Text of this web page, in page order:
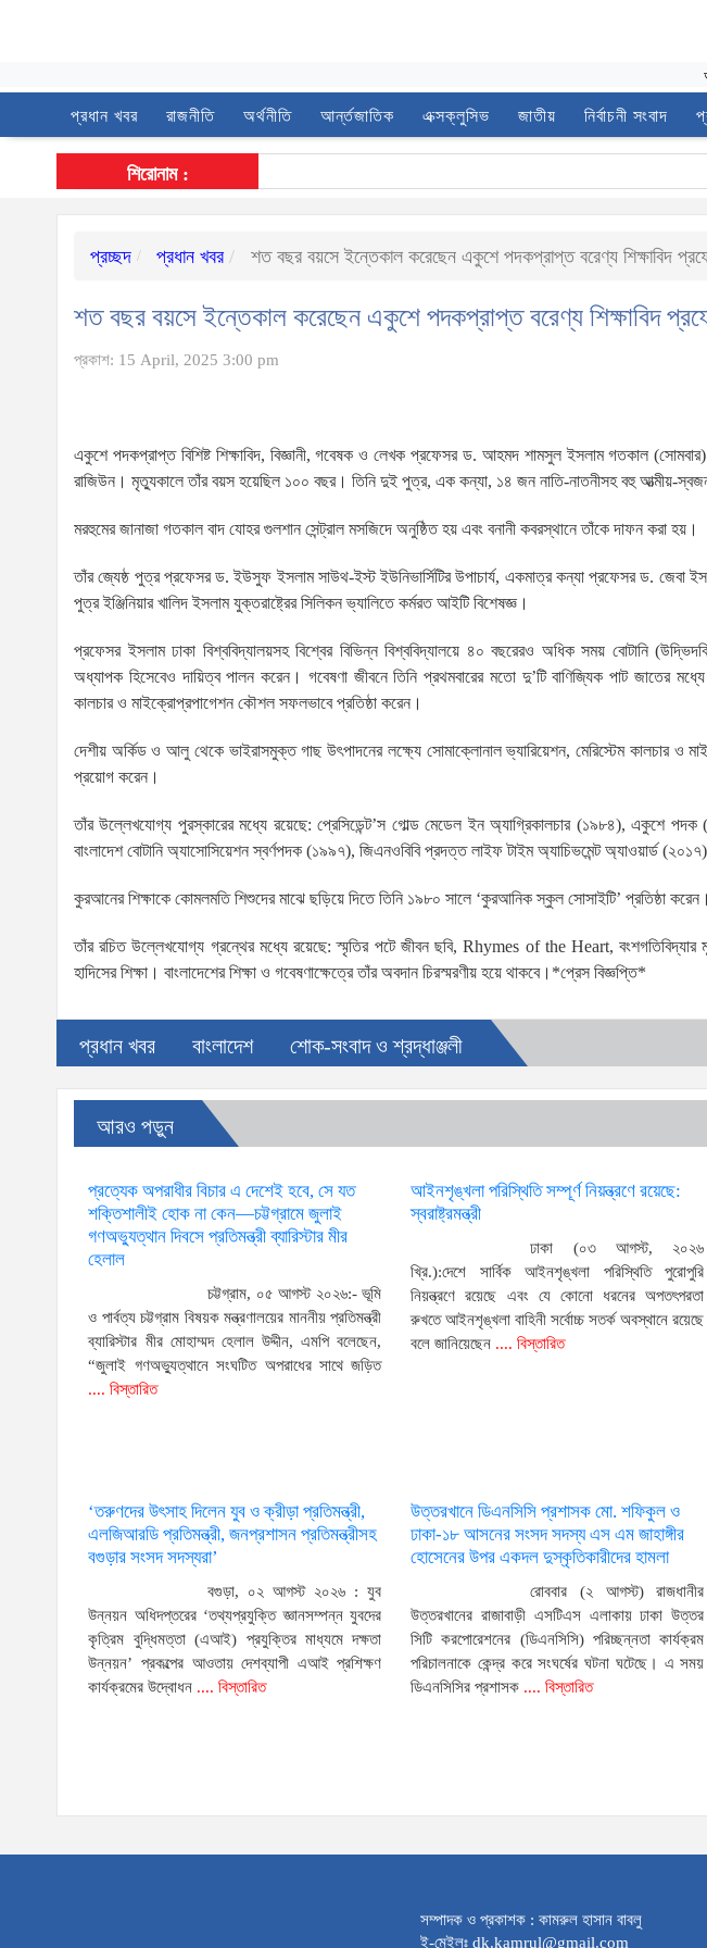
প্রধান খবর রাজনীতি অর্থনীতি আর্ন্তজাতিক এক্সক্লুসিভ জাতীয় নির্বাচনী সংবাদ
শিরোনাম :
প্রচ্ছদ প্রধান খবর শত বছর বয়সে ইন্তেকাল করেছেন একুশে পদকপ্রাপ্ত বরেণ্য শিক্ষাবিদ
শত বছর বয়সে ইন্তেকাল করেছেন একুশে পদকপ্রাপ্ত বরেণ্য শিক্ষাবিদ
প্রকাশ: 15 April, 2025 3:00 pm
একুশে পদকপ্রাপ্ত বিশিষ্ট শিক্ষাবিদ, বিজ্ঞানী, গবেষক ও লেখক প্রফেসর ড. আহমদ শামসুল ইসলাম গতকাল
রাজিউন। মৃত্যুকালে তাঁর বয়স হয়েছিল ১০০ বছর। তিনি দুই পুত্র, এক কন্যা, ১৪ জন নাতি-নাতনীসহ বহু আত্মীয়-
মরহুমের জানাজা গতকাল বাদ যোহর গুলশান সেন্ট্রাল মসজিদে অনুষ্ঠিত হয় এবং বনানী কবরস্থানে তাঁকে দাফন করা হয়।
তাঁর জ্যেষ্ঠ পুত্র প্রফেসর ড. ইউসুফ ইসলাম সাউথ-ইস্ট ইউনিভার্সিটির উপাচার্য, একমাত্র কন্যা প্রফেসর ড. জেবা
পুত্র ইঞ্জিনিয়ার খালিদ ইসলাম যুক্তরাষ্ট্রের সিলিকন ভ্যালিতে কর্মরত আইটি বিশেষজ্ঞ।
প্রফেসর ইসলাম ঢাকা বিশ্ববিদ্যালয়সহ বিশ্বের বিভিন্ন বিশ্ববিদ্যালয়ে ৪০ বছরেরও অধিক সময় বোটানি
অধ্যাপক হিসেবেও দায়িত্ব পালন করেন। গবেষণা জীবনে তিনি প্রথমবারের মতো দু’টি বাণিজ্যিক পাট জাতের
কালচার ও মাইক্রোপ্রপাগেশন কৌশল সফলভাবে প্রতিষ্ঠা করেন।
দেশীয় অর্কিড ও আলু থেকে ভাইরাসমুক্ত গাছ উৎপাদনের লক্ষ্যে সোমাক্লোনাল ভ্যারিয়েশন, মেরিস্টেম কালচার ও
প্রয়োগ করেন।
তাঁর উল্লেখযোগ্য পুরস্কারের মধ্যে রয়েছে: প্রেসিডেন্ট’স গোল্ড মেডেল ইন অ্যাগ্রিকালচার (১৯৮৪), একুশে
বাংলাদেশ বোটানি অ্যাসোসিয়েশন স্বর্ণপদক (১৯৯৭), জিএনওবিবি প্রদত্ত লাইফ টাইম অ্যাচিভমেন্ট অ্যাওয়ার্ড
কুরআনের শিক্ষাকে কোমলমতি শিশুদের মাঝে ছড়িয়ে দিতে তিনি ১৯৮০ সালে ‘কুরআনিক স্কুল সোসাইটি’ প্রতিষ্ঠা করেন।
তাঁর রচিত উল্লেখযোগ্য গ্রন্থের মধ্যে রয়েছে: স্মৃতির পটে জীবন ছবি, Rhymes of the Heart,
হাদিসের শিক্ষা। বাংলাদেশের শিক্ষা ও গবেষণাক্ষেত্রে তাঁর অবদান চিরস্মরণীয় হয়ে থাকবে।*প্রেস বিজ্ঞপ্তি*
প্রধান খবর বাংলাদেশ শোক-সংবাদ ও শ্রদ্ধাঞ্জলী
আরও পড়ুন
প্রত্যেক অপরাধীর বিচার এ দেশেই হবে, সে যত
শক্তিশালীই হোক না কেন—চট্টগ্রামে জুলাই
গণঅভ্যুত্থান দিবসে প্রতিমন্ত্রী ব্যারিস্টার মীর
হেলাল
চট্টগ্রাম, ০৫ আগস্ট ২০২৬:- ভূমি
ও পার্বত্য চট্টগ্রাম বিষয়ক মন্ত্রণালয়ের মাননীয় প্রতিমন্ত্রী
ব্যারিস্টার মীর মোহাম্মদ হেলাল উদ্দীন, এমপি বলেছেন,
“জুলাই গণঅভ্যুত্থানে সংঘটিত অপরাধের সাথে জড়িত
.... বিস্তারিত
আইনশৃঙ্খলা পরিস্থিতি সম্পূর্ণ নিয়ন্ত্রণে রয়েছে:
স্বরাষ্ট্রমন্ত্রী
ঢাকা (০৩ আগস্ট, ২০২৬
খ্রি.):দেশে সার্বিক আইনশৃঙ্খলা পরিস্থিতি পুরোপুরি
নিয়ন্ত্রণে রয়েছে এবং যে কোনো ধরনের অপতৎপরতা
রুখতে আইনশৃঙ্খলা বাহিনী সর্বোচ্চ সতর্ক অবস্থানে রয়েছে
বলে জানিয়েছেন .... বিস্তারিত
‘তরুণদের উৎসাহ দিলেন যুব ও ক্রীড়া প্রতিমন্ত্রী,
এলজিআরডি প্রতিমন্ত্রী, জনপ্রশাসন প্রতিমন্ত্রীসহ
বগুড়ার সংসদ সদস্যরা’
বগুড়া, ০২ আগস্ট ২০২৬ : যুব
উন্নয়ন অধিদপ্তরের ‘তথ্যপ্রযুক্তি জ্ঞানসম্পন্ন যুবদের
কৃত্রিম বুদ্ধিমত্তা (এআই) প্রযুক্তির মাধ্যমে দক্ষতা
উন্নয়ন’ প্রকল্পের আওতায় দেশব্যাপী এআই প্রশিক্ষণ
কার্যক্রমের উদ্বোধন .... বিস্তারিত
উত্তরখানে ডিএনসিসি প্রশাসক মো. শফিকুল ও
ঢাকা-১৮ আসনের সংসদ সদস্য এস এম জাহাঙ্গীর
হোসেনের উপর একদল দুস্কৃতিকারীদের হামলা
রোববার (২ আগস্ট) রাজধানীর
উত্তরখানের রাজাবাড়ী এসটিএস এলাকায় ঢাকা উত্তর
সিটি করপোরেশনের (ডিএনসিসি) পরিচ্ছন্নতা কার্যক্রম
পরিচালনাকে কেন্দ্র করে সংঘর্ষের ঘটনা ঘটেছে। এ সময়
ডিএনসিসির প্রশাসক .... বিস্তারিত
সম্পাদক ও প্রকাশক : কামরুল হাসান বাবলু
ই-মেইলঃ dk.kamrul@gmail.com